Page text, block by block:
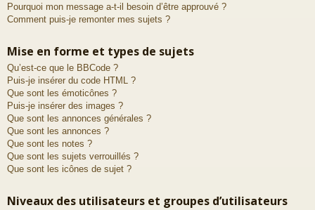
Pourquoi mon message a-t-il besoin d’être approuvé ?
Comment puis-je remonter mes sujets ?
Mise en forme et types de sujets
Qu’est-ce que le BBCode ?
Puis-je insérer du code HTML ?
Que sont les émoticônes ?
Puis-je insérer des images ?
Que sont les annonces générales ?
Que sont les annonces ?
Que sont les notes ?
Que sont les sujets verrouillés ?
Que sont les icônes de sujet ?
Niveaux des utilisateurs et groupes d’utilisateurs